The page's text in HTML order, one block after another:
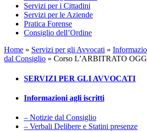
Servizi per i Cittadini
Servizi per le Aziende
Pratica Forense
Consiglio dell’Ordine
Home » Servizi per gli Avvocati »
dal Consiglio » Corso L’ARBITRATO
SERVIZI PER GLI AVVOCATI
Informazioni agli iscritti
– Notizie dal Consiglio
– Verbali Delibere e Statini presenze